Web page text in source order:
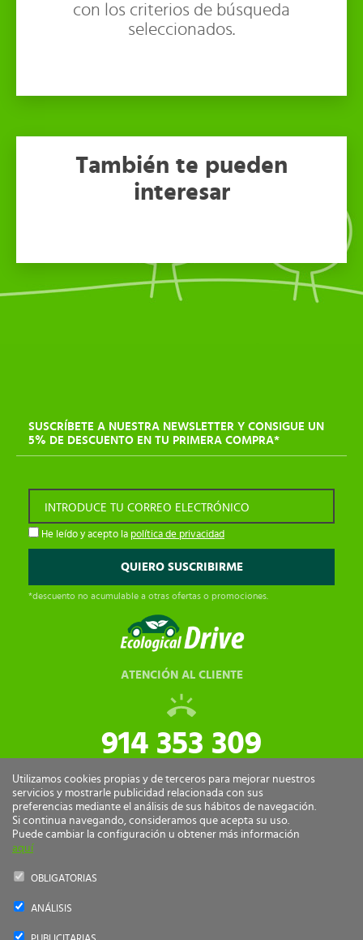
con los criterios de búsqueda
seleccionados.
También te pueden
interesar
SUSCRÍBETE A NUESTRA NEWSLETTER Y CONSIGUE UN
5% DE DESCUENTO EN TU PRIMERA COMPRA*
INTRODUCE TU CORREO ELECTRÓNICO
He leído y acepto la política de privacidad
*descuento no acumulable a otras ofertas o promociones.
ATENCIÓN AL CLIENTE
914 353 309
tiendaonline@ecologicaldrive.com
Utilizamos cookies propias y de terceros para mejorar nuestros
servicios y mostrarle publicidad relacionada con sus
preferencias mediante el análisis de sus hábitos de navegación.
Si continua navegando, consideramos que acepta su uso.
Puede cambiar la configuración u obtener más información
aquí
OBLIGATORIAS
ANÁLISIS